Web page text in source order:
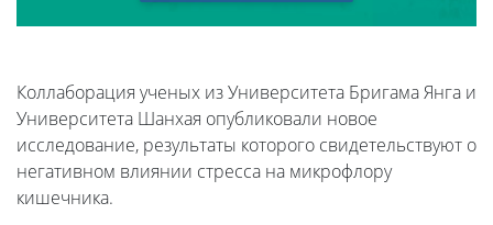
Коллаборация ученых из Университета Бригама Янга и
Университета Шанхая опубликовали новое
исследование, результаты которого свидетельствуют о
негативном влиянии стресса на микрофлору
кишечника.